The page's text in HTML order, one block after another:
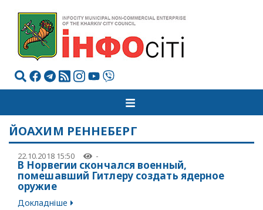
ЙОАХИМ РЕННЕБЕРГ
22.10.2018 15:50 -
В Норвегии скончался военный,
помешавший Гитлеру создать ядерное
оружие
Докладніше